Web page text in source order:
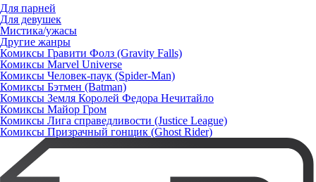
Для парней
Для девушек
Мистика/ужасы
Другие жанры
Комиксы Гравити Фолз (Gravity Falls)
Комиксы Marvel Universe
Комиксы Человек-паук (Spider-Man)
Комиксы Бэтмен (Batman)
Комиксы Земля Королей Федора Нечитайло
Комиксы Майор Гром
Комиксы Лига справедливости (Justice League)
Комиксы Призрачный гонщик (Ghost Rider)